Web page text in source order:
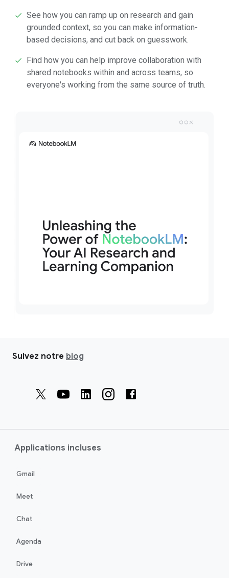
See how you can ramp up on research and gain
grounded context, so you can make information-
based decisions, and cut back on guesswork.
Find how you can help improve collaboration with
shared notebooks within and across teams, so
everyone's working from the same source of truth.
Suivez notre blog
Applications incluses
Gmail
Meet
Chat
Agenda
Drive